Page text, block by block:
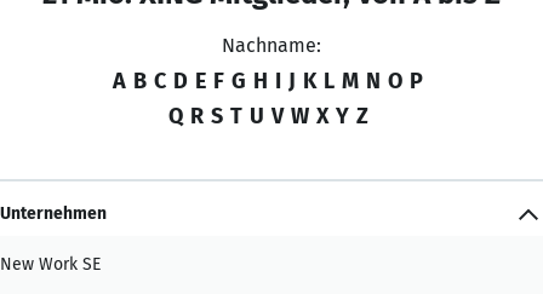
Nachname:
A B C D E F G H I J K L M N O P
Q R S T U V W X Y Z
Unternehmen
New Work SE